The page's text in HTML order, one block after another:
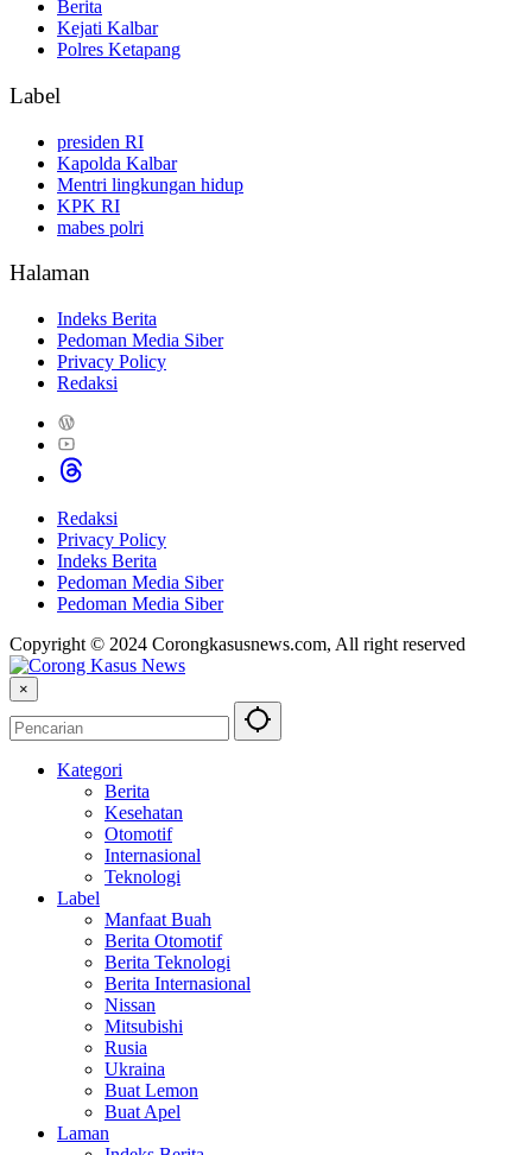
Berita
Kejati Kalbar
Polres Ketapang
Label
presiden RI
Kapolda Kalbar
Mentri lingkungan hidup
KPK RI
mabes polri
Halaman
Indeks Berita
Pedoman Media Siber
Privacy Policy
Redaksi
Redaksi
Privacy Policy
Indeks Berita
Pedoman Media Siber
Pedoman Media Siber
Copyright © 2024 Corongkasusnews.com, All right reserved
×
Kategori
Berita
Kesehatan
Otomotif
Internasional
Teknologi
Label
Manfaat Buah
Berita Otomotif
Berita Teknologi
Berita Internasional
Nissan
Mitsubishi
Rusia
Ukraina
Buat Lemon
Buat Apel
Laman